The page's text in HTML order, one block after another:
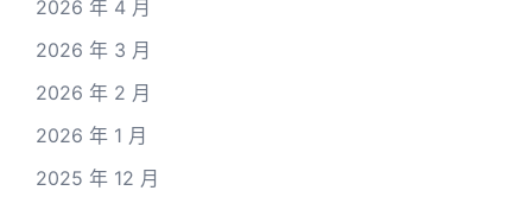
2026 年 4 月
2026 年 3 月
2026 年 2 月
2026 年 1 月
2025 年 12 月